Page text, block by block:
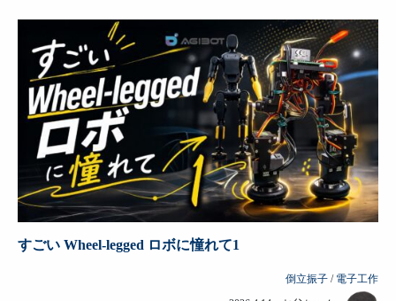
すごい Wheel-legged ロボに憧れて1
倒立振子 / 電子工作